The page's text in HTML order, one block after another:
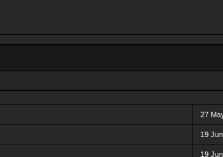
27
19
19